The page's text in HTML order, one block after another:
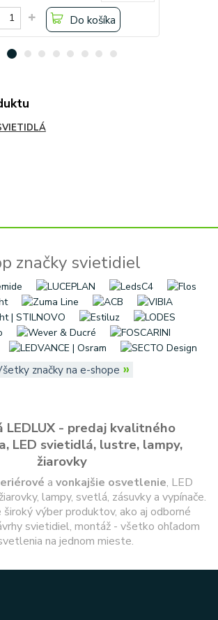
Do košíka
značky svietidiel
značky na e-shope »
LEDLUX - predaj kvalitného
LED svietidlá, lustre, lampy,
žiarovky
a vonkajšie osvetlenie, LED
lampy, svetlá, zásuvky a vypínače.
široký výber produktov, ako aj odborné
svietidiel, montáž - všetko ohľadom
na jednom mieste.